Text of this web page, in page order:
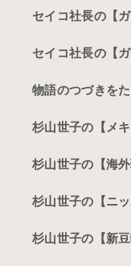
セイコ社長の【
セイコ社長の【
物語のつづきを
杉山世子の【メキ
杉山世子の【海外
杉山世子の【ニッ
杉山世子の【新豆